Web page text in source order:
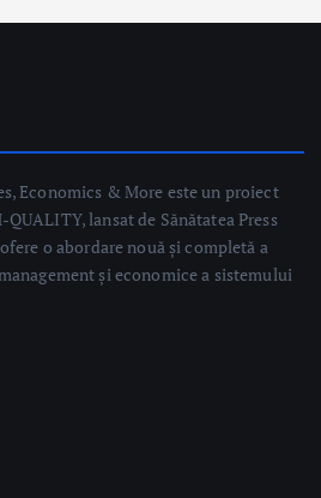
Economics & More este un proiect
lansat de Sănătatea Press
o abordare nouă și completă a
și economice a sistemului